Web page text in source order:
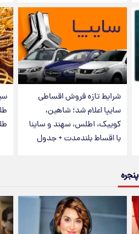
شرایط تازه فروش اقساطی
سایپا اعلام شد؛ شاهین،
کوییک، اطلس، سهند و ساینا
با اقساط بلندمدت + جدول
پنجره